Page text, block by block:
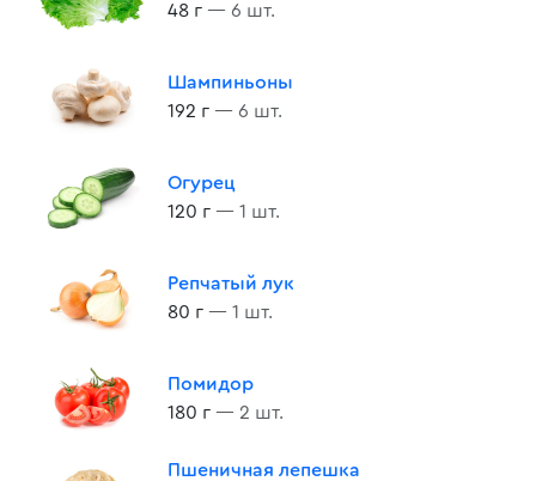
48 г — 6 шт.
Шампиньоны
192 г — 6 шт.
Огурец
120 г — 1 шт.
Репчатый лук
80 г — 1 шт.
Помидор
180 г — 2 шт.
Пшеничная лепешка